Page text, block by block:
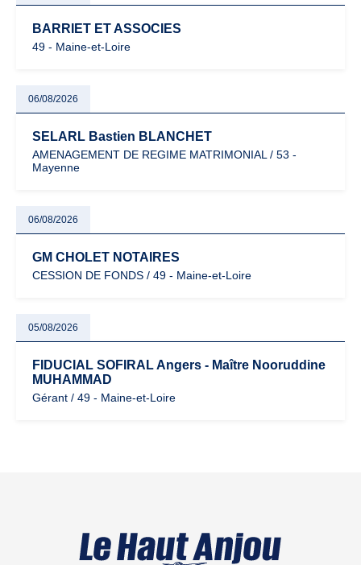
BARRIET ET ASSOCIES
49 - Maine-et-Loire
06/08/2026
SELARL Bastien BLANCHET
AMENAGEMENT DE REGIME MATRIMONIAL / 53 -
Mayenne
06/08/2026
GM CHOLET NOTAIRES
CESSION DE FONDS / 49 - Maine-et-Loire
05/08/2026
FIDUCIAL SOFIRAL Angers - Maître Nooruddine
MUHAMMAD
Gérant / 49 - Maine-et-Loire